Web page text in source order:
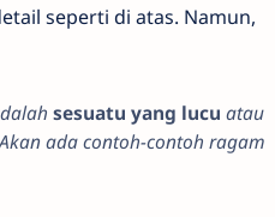
seperti di atas. Namun,
sesuatu yang lucu atau
ada contoh-contoh ragam